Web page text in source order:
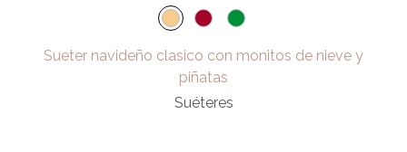
Sueter navideño clasico con monitos de nieve y
piñatas
Suéteres